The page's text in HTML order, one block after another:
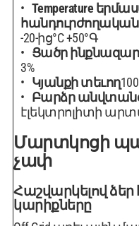
Temperature
-20-ից°C +50°Գ
Ցածր
3%
Կյանքի տեւող
Բարձր
էլեկտրոլիտի
Մարտկոցի
չափ
Հաշվարկելով ձեր
կարիքները